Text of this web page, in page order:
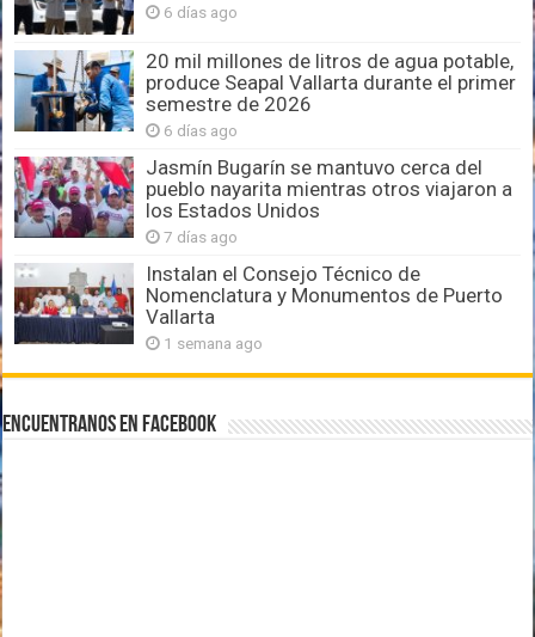
6 días ago
20 mil millones de litros de agua potable,
produce Seapal Vallarta durante el primer
semestre de 2026
6 días ago
Jasmín Bugarín se mantuvo cerca del
pueblo nayarita mientras otros viajaron a
los Estados Unidos
7 días ago
Instalan el Consejo Técnico de
Nomenclatura y Monumentos de Puerto
Vallarta
1 semana ago
Encuentranos en Facebook